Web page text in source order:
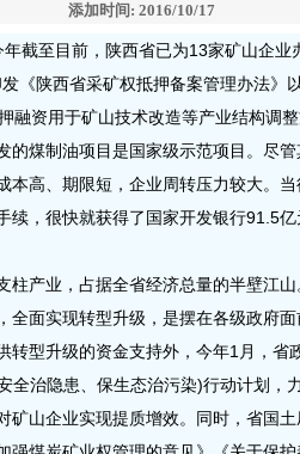
添加时间: 2016/10/17
截至目前，陕西省已为13家矿山企业
《陕西省采矿权抵押备案管理办法》
资用于矿山技术改造等产业结构调整
制油项目是国家级示范项目。尽管
本高、期限短，企业周转压力较大。
续，很快就获得了国家开发银行91.5
产业，占据全省经济总量的半壁江山
全面实现转型升级，是摆在各级政府
转型升级的资金支持外，今年1月，省
全治隐患、保生态治污染)行动计划，
矿山企业实现提质增效。同时，省国